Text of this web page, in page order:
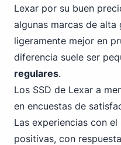
Lexar por su buen
algunas marcas de
ligeramente mejor en
diferencia suele ser
regulares.
Los SSD de Lexar a
en encuestas de
Las experiencias con
positivas, con